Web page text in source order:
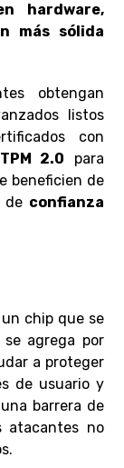
hardware,
más sólida
obtengan
listos
con
2.0 para
beneficien de
de confianza
chip que se
agrega por
a proteger
de usuario y
barrera de
atacantes no